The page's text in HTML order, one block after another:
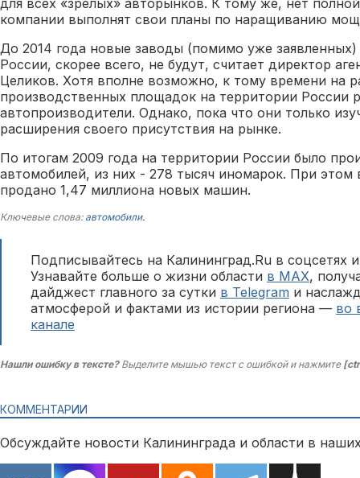
для всех «зрелых» авторынков. К тому же, нет
компании выполнят свои планы по наращиванию
До 2014 года новые заводы (помимо уже заявленных)
России, скорее всего, не будут, считает директор
Целиков. Хотя вполне возможно, к тому времени на
производственных площадок на территории России
автопроизводители. Однако, пока что они только
расширения своего присутствия на рынке.
По итогам 2009 года на территории России было
автомобилей, из них - 278 тысяч иномарок. При
продано 1,47 миллиона новых машин.
Ключевые слова: автомобили.
Подписывайтесь на Калининград.Ru в соцсетях
Узнавайте больше о жизни области в MAX,
дайджест главного за сутки в Telegram и
атмосферой и фактами из истории региона — во
канале
Нашли ошибку в тексте?Выделите мышью текст с ошибкой и нажмите
КОММЕНТАРИИ
Обсуждайте новости Калининграда и области в